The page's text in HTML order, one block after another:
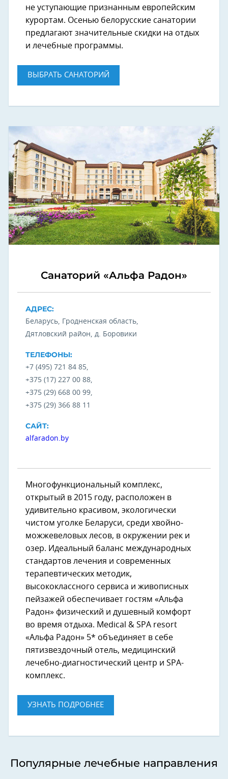
не уступающие признанным европейским
курортам. Осенью белорусские санатории
предлагают значительные скидки на отдых
и лечебные программы.
ВЫБРАТЬ САНАТОРИЙ
Санаторий «Альфа Радон»
АДРЕС:
Беларусь, Гродненская область,
Дятловский район, д. Боровики
ТЕЛЕФОНЫ:
+7 (495) 721 84 85,
+375 (17) 227 00 88,
+375 (29) 668 00 99,
+375 (29) 366 88 11
САЙТ:
alfaradon.by
Многофункциональный комплекс,
открытый в 2015 году, расположен в
удивительно красивом, экологически
чистом уголке Беларуси, среди хвойно-
можжевеловых лесов, в окружении рек и
озер. Идеальный баланс международных
стандартов лечения и современных
терапевтических методик,
высококлассного сервиса и живописных
пейзажей обеспечивает гостям «Альфа
Радон» физический и душевный комфорт
во время отдыха. Medical & SPA resort
«Альфа Радон» 5* объединяет в себе
пятизвездочный отель, медицинский
лечебно-диагностический центр и SPA-
комплекс.
УЗНАТЬ ПОДРОБНЕЕ
Популярные лечебные направления